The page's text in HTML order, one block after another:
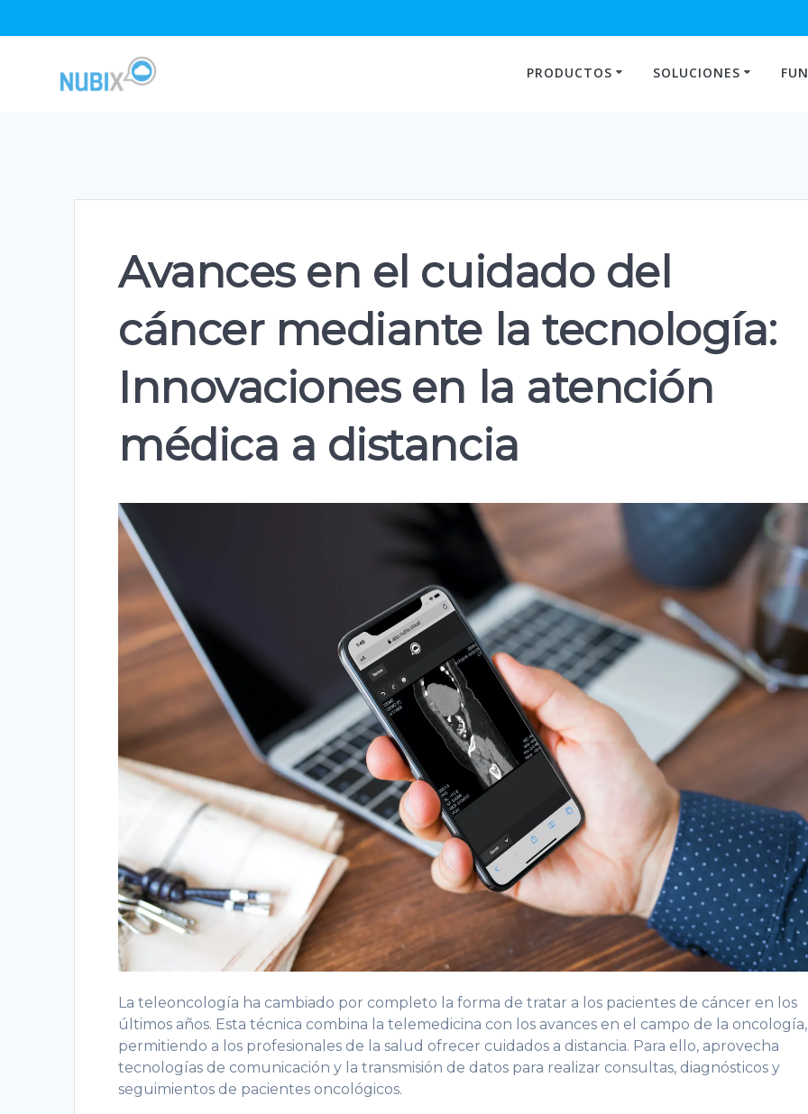
PRODUCTOS
SOLUCIONES
Avances en el cuidado del
cáncer mediante la tecnología:
Innovaciones en la atención
médica a distancia
La teleoncología ha cambiado por completo la forma de tratar a los pacientes de cáncer en los
últimos años. Esta técnica combina la telemedicina con los avances en el campo de la oncología,
permitiendo a los profesionales de la salud ofrecer cuidados a distancia. Para ello, aprovecha
tecnologías de comunicación y la transmisión de datos para realizar consultas, diagnósticos y
seguimientos de pacientes oncológicos.